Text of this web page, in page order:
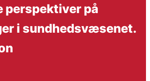
perspektiver på
i sundhedsvæsenet.